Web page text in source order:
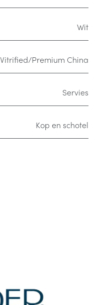
Wit
Vitrified/Premium China
Servies
Kop en schotel